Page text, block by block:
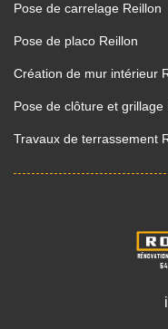
Pose de carrelage Reillon
Pose de placo Reillon
Création de mur intérieur
Pose de clôture et grillage
Travaux de terrassement